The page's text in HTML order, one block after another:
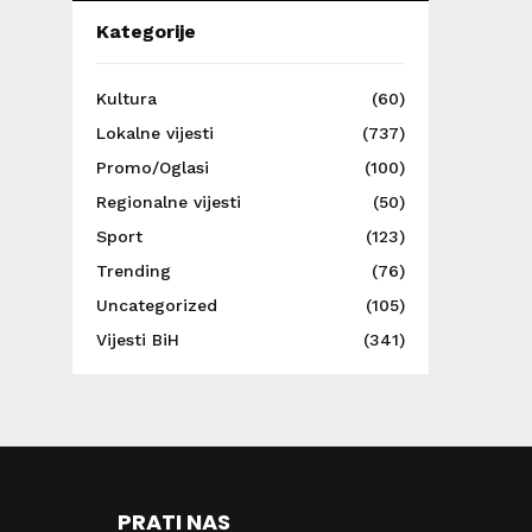
Kategorije
Kultura
(60)
Lokalne vijesti
(737)
Promo/Oglasi
(100)
Regionalne vijesti
(50)
Sport
(123)
Trending
(76)
Uncategorized
(105)
Vijesti BiH
(341)
PRATI NAS